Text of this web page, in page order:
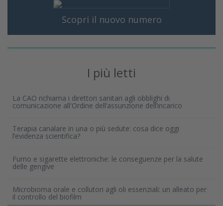
Scopri il nuovo numero
I più letti
La CAO richiama i direttori sanitari agli obblighi di
comunicazione all'Ordine dell’assunzione dell’incarico
Terapia canalare in una o più sedute: cosa dice oggi
l’evidenza scientifica?
Fumo e sigarette elettroniche: le conseguenze per la salute
delle gengive
Microbioma orale e collutori agli oli essenziali: un alleato per
il controllo del biofilm